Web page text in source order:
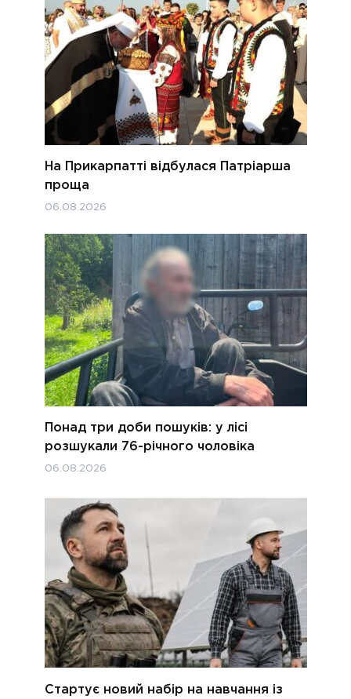
На Прикарпатті відбулася Патріарша
проща
06.08.2026
Понад три доби пошуків: у лісі
розшукали 76-річного чоловіка
06.08.2026
Стартує новий набір на навчання із